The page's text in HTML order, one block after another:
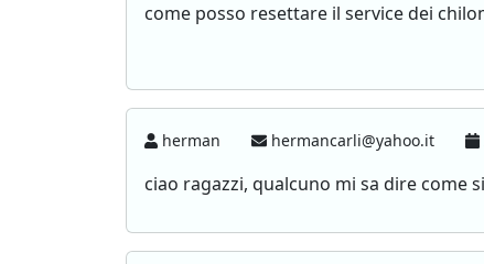
come posso resettare il service dei
herman hermancarli@yahoo.it
ciao ragazzi, qualcuno mi sa dire come